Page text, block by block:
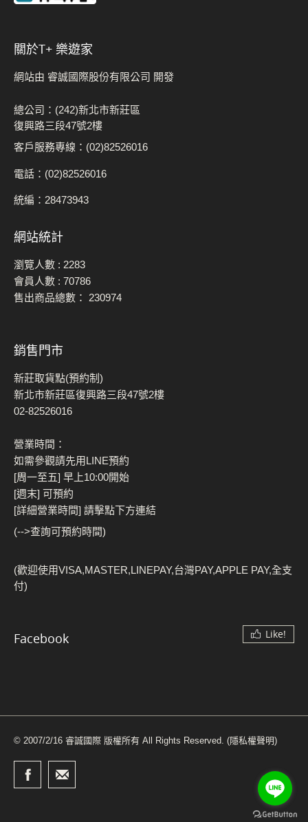
關於t+ 樂遊家
網站由 睿誠國際股份有限公司 開發
總公司：(242)新北市新莊區
復興路三段47號2樓
客戶服務專線：(02)82526016
電話：(02)82526016
統編：28473943
網站統計
瀏覽人數 : 2283
會員人數 : 70786
售出商品總數： 230974
銷售門市
新莊取貨點(預約制)
新北市新莊區復興路三段47號2樓
02-82526016
營業時間：
如需參觀請先用LINE預約
[周一至五] 早上10:00開始
[週末] 可預約
[詳細營業時間] 請擊點下方連結
(-->查詢可預約時間)
(歡迎使用VISA,MASTER,LINEPAY,台灣PAY,APPLE PAY,全支
付)
Facebook Like!
© 2007/2/16 睿誠國際 版權所有 All Rights Reserved. (隱私權聲明)